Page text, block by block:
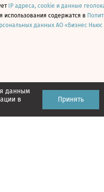
данным
в
Принять
IP адреса, cookie и данные
использования содержатся в
данных АО «Бизнес